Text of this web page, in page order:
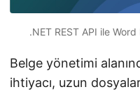
.NET REST API ile
Belge yönetimi
ihtiyacı, uzun